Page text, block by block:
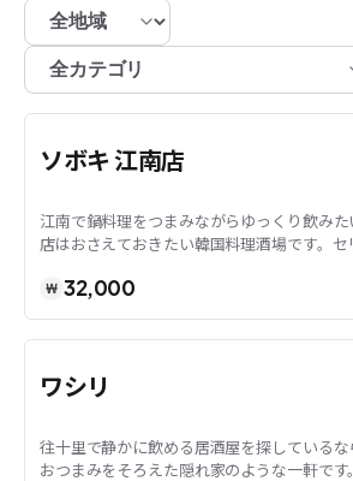
ソウル · 江南
ソボキ 江南店
江南で鍋料理をつまみながらゆっくり飲み
店はおさえておきたい韓国料理酒場です。
₩ 32,000
ソウル · 往十里
ワシリ
往十里で静かに飲める居酒屋を探しているな
おつまみをそろえた隠れ家のような一軒で